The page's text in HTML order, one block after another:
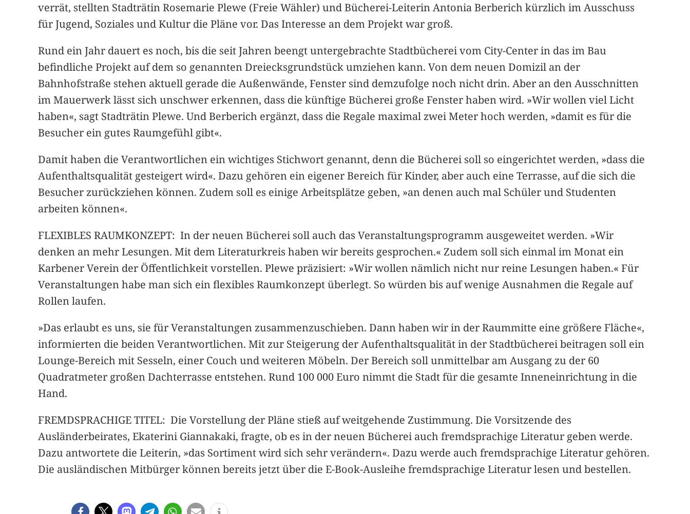
verrät, stellten Stadträtin Rosemarie Plewe (Freie Wähler) und Bücherei-Leiterin Antonia Berberich kürzlich im Ausschuss
für Jugend, Soziales und Kultur die Pläne vor. Das Interesse an dem Projekt war groß.
Rund ein Jahr dauert es noch, bis die seit Jahren beengt untergebrachte Stadtbücherei vom City-Center in das im Bau
befindliche Projekt auf dem so genannten Dreiecksgrundstück umziehen kann. Von dem neuen Domizil an der
Bahnhofstraße stehen aktuell gerade die Außenwände, Fenster sind demzufolge noch nicht drin. Aber an den Ausschnitten
im Mauerwerk lässt sich unschwer erkennen, dass die künftige Bücherei große Fenster haben wird. »Wir wollen viel Licht
haben«, sagt Stadträtin Plewe. Und Berberich ergänzt, dass die Regale maximal zwei Meter hoch werden, »damit es für die
Besucher ein gutes Raumgefühl gibt«.
Damit haben die Verantwortlichen ein wichtiges Stichwort genannt, denn die Bücherei soll so eingerichtet werden, »dass die
Aufenthaltsqualität gesteigert wird«. Dazu gehören ein eigener Bereich für Kinder, aber auch eine Terrasse, auf die sich die
Besucher zurückziehen können. Zudem soll es einige Arbeitsplätze geben, »an denen auch mal Schüler und Studenten
arbeiten können«.
FLEXIBLES RAUMKONZEPT: In der neuen Bücherei soll auch das Veranstaltungsprogramm ausgeweitet werden. »Wir
denken an mehr Lesungen. Mit dem Literaturkreis haben wir bereits gesprochen.« Zudem soll sich einmal im Monat ein
Karbener Verein der Öffentlichkeit vorstellen. Plewe präzisiert: »Wir wollen nämlich nicht nur reine Lesungen haben.« Für
Veranstaltungen habe man sich ein flexibles Raumkonzept überlegt. So würden bis auf wenige Ausnahmen die Regale auf
Rollen laufen.
»Das erlaubt es uns, sie für Veranstaltungen zusammenzuschieben. Dann haben wir in der Raummitte eine größere Fläche«,
informierten die beiden Verantwortlichen. Mit zur Steigerung der Aufenthaltsqualität in der Stadtbücherei beitragen soll ein
Lounge-Bereich mit Sesseln, einer Couch und weiteren Möbeln. Der Bereich soll unmittelbar am Ausgang zu der 60
Quadratmeter großen Dachterrasse entstehen. Rund 100 000 Euro nimmt die Stadt für die gesamte Inneneinrichtung in die
Hand.
FREMDSPRACHIGE TITEL: Die Vorstellung der Pläne stieß auf weitgehende Zustimmung. Die Vorsitzende des
Ausländerbeirates, Ekaterini Giannakaki, fragte, ob es in der neuen Bücherei auch fremdsprachige Literatur geben werde.
Dazu antwortete die Leiterin, »das Sortiment wird sich sehr verändern«. Dazu werde auch fremdsprachige Literatur gehören.
Die ausländischen Mitbürger können bereits jetzt über die E-Book-Ausleihe fremdsprachige Literatur lesen und bestellen.